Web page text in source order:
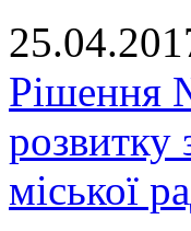
Рішення
розвитку
міської